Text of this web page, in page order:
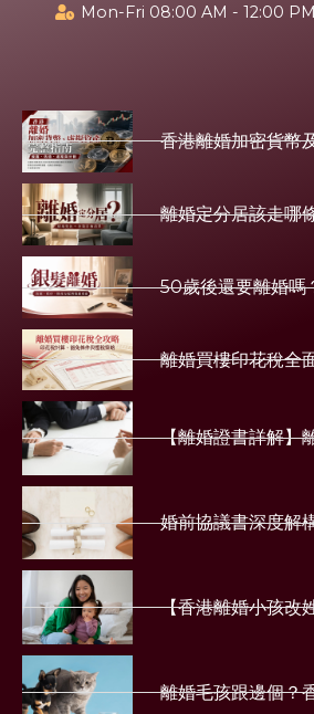
Mon-Fri 08:00 AM - 12:00
香港離婚加密貨幣
離婚定分居該走哪
50歲後還要離婚嗎
離婚買樓印花稅全
【離婚證書詳解】
婚前協議書深度解
【香港離婚小孩改
離婚毛孩跟邊個？